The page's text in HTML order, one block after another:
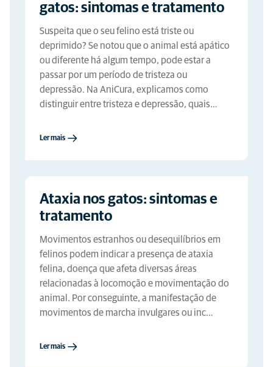
gatos: sintomas e tratamento
Suspeita que o seu felino está triste ou
deprimido? Se notou que o animal está apático
ou diferente há algum tempo, pode estar a
passar por um período de tristeza ou
depressão. Na AniCura, explicamos como
distinguir entre tristeza e depressão, quais…
Ler mais
Ataxia nos gatos: sintomas e
tratamento
Movimentos estranhos ou desequilíbrios em
felinos podem indicar a presença de ataxia
felina, doença que afeta diversas áreas
relacionadas à locomoção e movimentação do
animal. Por conseguinte, a manifestação de
movimentos de marcha invulgares ou inc…
Ler mais